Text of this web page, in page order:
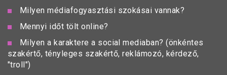
Milyen médiafogyasztási szokásai vannak?
Mennyi időt tölt online?
Milyen a karaktere a social mediaban? (önkéntes
szakértő, tényleges szakértő, reklámozó, kérdező,
"troll")